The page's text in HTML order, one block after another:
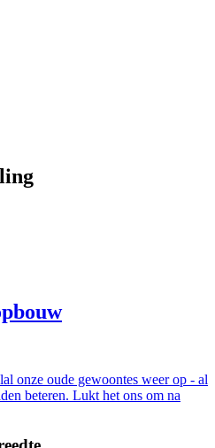
onze oude gewoontes weer op - al
beteren. Lukt het ons om na